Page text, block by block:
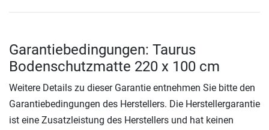
Garantiebedingungen: Taurus
Bodenschutzmatte 220 x 100 cm
Weitere Details zu dieser Garantie entnehmen Sie bitte den
Garantiebedingungen des Herstellers. Die Herstellergarantie
ist eine Zusatzleistung des Herstellers und hat keinen